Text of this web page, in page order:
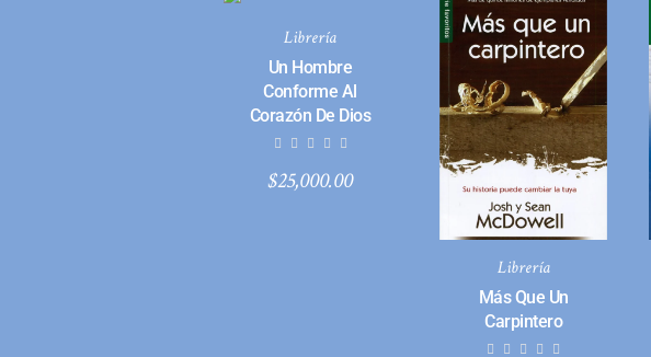
Librería
Un Hombre
Conforme Al
Corazón De Dios
$25,000.00
Librería
Más Que Un
Carpintero